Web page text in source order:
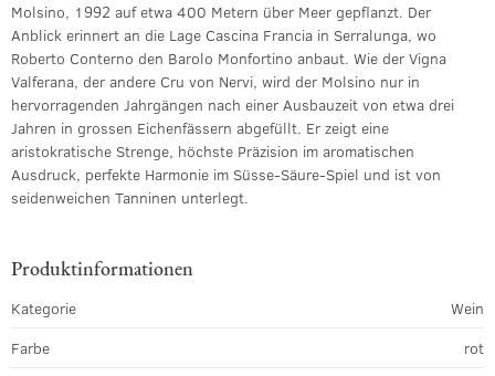
Molsino, 1992 auf etwa 400 Metern über Meer gepflanzt. Der
Anblick erinnert an die Lage Cascina Francia in Serralunga, wo
Roberto Conterno den Barolo Monfortino anbaut. Wie der Vigna
Valferana, der andere Cru von Nervi, wird der Molsino nur in
hervorragenden Jahrgängen nach einer Ausbauzeit von etwa drei
Jahren in grossen Eichenfässern abgefüllt. Er zeigt eine
aristokratische Strenge, höchste Präzision im aromatischen
Ausdruck, perfekte Harmonie im Süsse-Säure-Spiel und ist von
seidenweichen Tanninen unterlegt.
Produktinformationen
Kategorie
Wein
Farbe
rot